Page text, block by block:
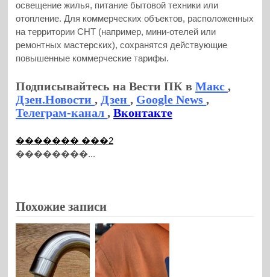
освещение жилья, питание бытовой техники или
отопление. Для коммерческих объектов, расположенных
на территории СНТ (например, мини-отелей или
ремонтных мастерских), сохранятся действующие
повышенные коммерческие тарифы.
Подписывайтесь на Вести ПК вМакс,
Дзен.Новости,Дзен, Google News,
Телеграм-канал,Вконтакте
������� ���2
��������...
Похожие записи